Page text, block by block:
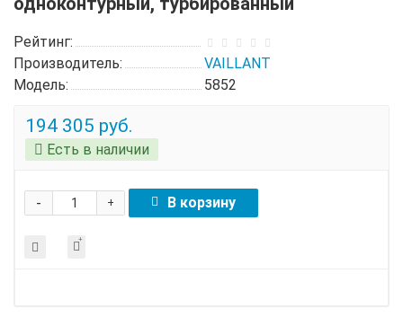
Рейтинг:
Производитель:
VAILLANT
Модель:
5852
194 305 руб.
Есть в наличии
+
- В корзину